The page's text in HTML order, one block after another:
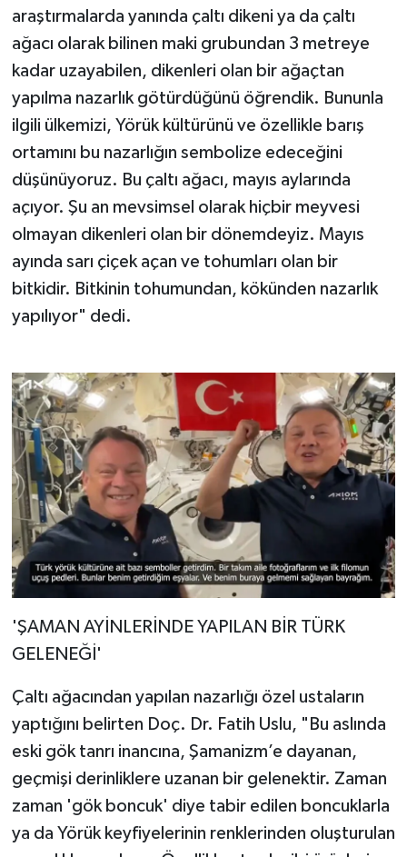
araştırmalarda yanında çaltı dikeni ya da çaltı
ağacı olarak bilinen maki grubundan 3 metreye
kadar uzayabilen, dikenleri olan bir ağaçtan
yapılma nazarlık götürdüğünü öğrendik. Bununla
ilgili ülkemizi, Yörük kültürünü ve özellikle barış
ortamını bu nazarlığın sembolize edeceğini
düşünüyoruz. Bu çaltı ağacı, mayıs aylarında
açıyor. Şu an mevsimsel olarak hiçbir meyvesi
olmayan dikenleri olan bir dönemdeyiz. Mayıs
ayında sarı çiçek açan ve tohumları olan bir
bitkidir. Bitkinin tohumundan, kökünden nazarlık
yapılıyor" dedi.
'ŞAMAN AYİNLERİNDE YAPILAN BİR TÜRK
GELENEĞİ'
Çaltı ağacından yapılan nazarlığı özel ustaların
yaptığını belirten Doç. Dr. Fatih Uslu, "Bu aslında
eski gök tanrı inancına, Şamanizm’e dayanan,
geçmişi derinliklere uzanan bir gelenektir. Zaman
zaman 'gök boncuk' diye tabir edilen boncuklarla
ya da Yörük keyfiyelerinin renklerinden oluşturulan